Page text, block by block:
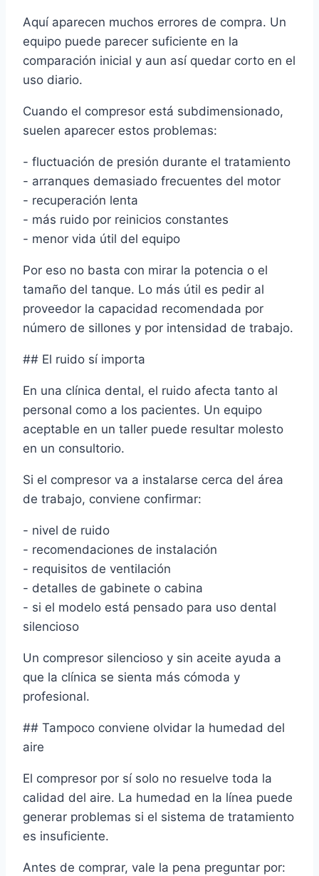
Aquí aparecen muchos errores de compra. Un
equipo puede parecer suficiente en la
comparación inicial y aun así quedar corto en el
uso diario.
Cuando el compresor está subdimensionado,
suelen aparecer estos problemas:
- fluctuación de presión durante el tratamiento
- arranques demasiado frecuentes del motor
- recuperación lenta
- más ruido por reinicios constantes
- menor vida útil del equipo
Por eso no basta con mirar la potencia o el
tamaño del tanque. Lo más útil es pedir al
proveedor la capacidad recomendada por
número de sillones y por intensidad de trabajo.
## El ruido sí importa
En una clínica dental, el ruido afecta tanto al
personal como a los pacientes. Un equipo
aceptable en un taller puede resultar molesto
en un consultorio.
Si el compresor va a instalarse cerca del área
de trabajo, conviene confirmar:
- nivel de ruido
- recomendaciones de instalación
- requisitos de ventilación
- detalles de gabinete o cabina
- si el modelo está pensado para uso dental
silencioso
Un compresor silencioso y sin aceite ayuda a
que la clínica se sienta más cómoda y
profesional.
## Tampoco conviene olvidar la humedad del
aire
El compresor por sí solo no resuelve toda la
calidad del aire. La humedad en la línea puede
generar problemas si el sistema de tratamiento
es insuficiente.
Antes de comprar, vale la pena preguntar por: